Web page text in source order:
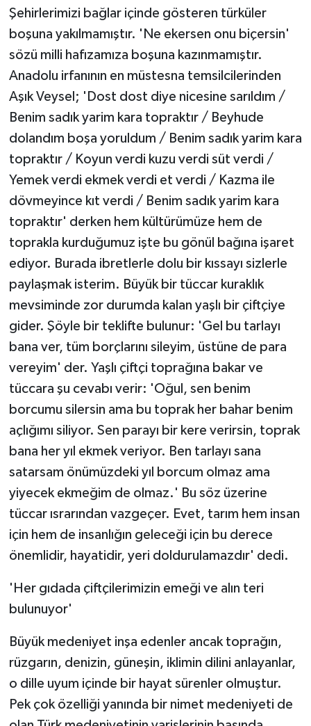
Şehirlerimizi bağlar içinde gösteren türküler
boşuna yakılmamıştır. 'Ne ekersen onu biçersin'
sözü milli hafızamıza boşuna kazınmamıştır.
Anadolu irfanının en müstesna temsilcilerinden
Aşık Veysel; 'Dost dost diye nicesine sarıldım /
Benim sadık yarim kara topraktır / Beyhude
dolandım boşa yoruldum / Benim sadık yarim kara
topraktır / Koyun verdi kuzu verdi süt verdi /
Yemek verdi ekmek verdi et verdi / Kazma ile
dövmeyince kıt verdi / Benim sadık yarim kara
topraktır' derken hem kültürümüze hem de
toprakla kurduğumuz işte bu gönül bağına işaret
ediyor. Burada ibretlerle dolu bir kıssayı sizlerle
paylaşmak isterim. Büyük bir tüccar kuraklık
mevsiminde zor durumda kalan yaşlı bir çiftçiye
gider. Şöyle bir teklifte bulunur: 'Gel bu tarlayı
bana ver, tüm borçlarını sileyim, üstüne de para
vereyim' der. Yaşlı çiftçi toprağına bakar ve
tüccara şu cevabı verir: 'Oğul, sen benim
borcumu silersin ama bu toprak her bahar benim
açlığımı siliyor. Sen parayı bir kere verirsin, toprak
bana her yıl ekmek veriyor. Ben tarlayı sana
satarsam önümüzdeki yıl borcum olmaz ama
yiyecek ekmeğim de olmaz.' Bu söz üzerine
tüccar ısrarından vazgeçer. Evet, tarım hem insan
için hem de insanlığın geleceği için bu derece
önemlidir, hayatidir, yeri doldurulamazdır' dedi.
'Her gıdada çiftçilerimizin emeği ve alın teri
bulunuyor'
Büyük medeniyet inşa edenler ancak toprağın,
rüzgarın, denizin, güneşin, iklimin dilini anlayanlar,
o dille uyum içinde bir hayat sürenler olmuştur.
Pek çok özelliği yanında bir nimet medeniyeti de